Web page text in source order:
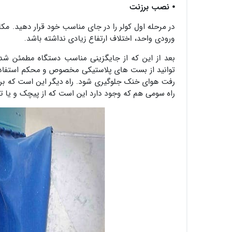
⦁ نصب برزنت
در مرحله اول کولر را در جای مناسب خود قرار دهید.
ورودی واحد، اختلاف ارتفاع زیادی نداشته باشد.
بعد از این که از جایگزینی مناسب دستگاه مطمئن
توانید از بست های پلاستیکی مخصوص و محکم
رفت هوای خنک جلوگیری شود. راه دیگر این است که
راه سومی هم که وجود دارد این است که از پیچک و یا